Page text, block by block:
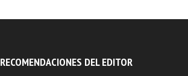
RECOMENDACIONES DEL EDITOR